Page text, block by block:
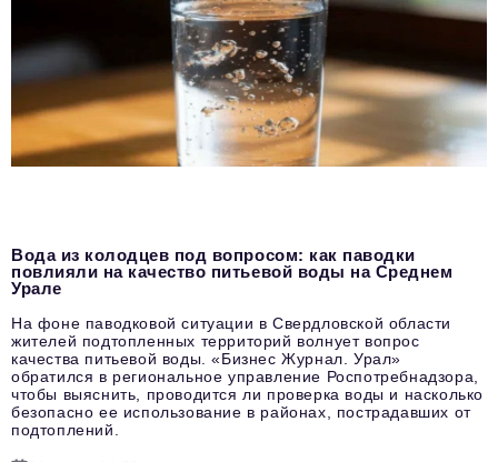
Вода из колодцев под вопросом: как паводки
повлияли на качество питьевой воды на Среднем
Урале
На фоне паводковой ситуации в Свердловской области
жителей подтопленных территорий волнует вопрос
качества питьевой воды. «Бизнес Журнал. Урал»
обратился в региональное управление Роспотребнадзора,
чтобы выяснить, проводится ли проверка воды и насколько
безопасно ее использование в районах, пострадавших от
подтоплений.